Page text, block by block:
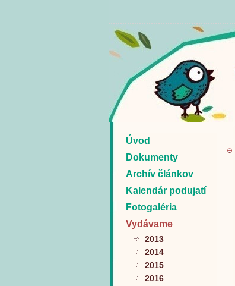
Úvod
Dokumenty
Archív článkov
Kalendár podujatí
Fotogaléria
Vydávame
2013
2014
2015
2016